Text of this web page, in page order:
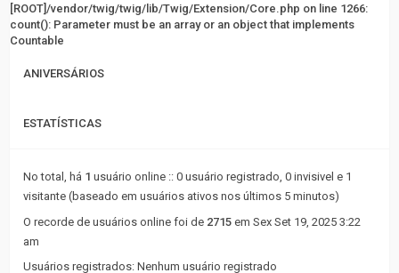
Tópicos
ativos
LINKS
FAQ
do
[ROOT]/vendor/twig/twig/lib/Twig/Extension/Core.php on line 1266:
count(): Parameter must be an array or an object that implements
Countable
ANIVERSÁRIOS
ESTATÍSTICAS
No total, há 1 usuário online :: 0 usuário registrado, 0 invisivel e 1
visitante (baseado em usuários ativos nos últimos 5 minutos)
O recorde de usuários online foi de 2715 em Sex Set 19, 2025 3:22
am
Usuários registrados: Nenhum usuário registrado